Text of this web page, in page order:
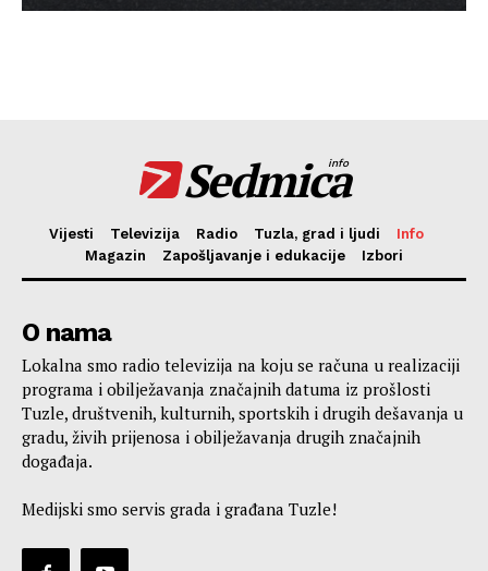
Sedmica
info
Vijesti Televizija Radio Tuzla, grad i ljudi
Info
Magazin
Zapošljavanje i edukacije Izbori
O nama
Lokalna smo radio televizija na koju se računa u realizaciji
programa i obilježavanja značajnih datuma iz prošlosti
Tuzle, društvenih, kulturnih, sportskih i drugih dešavanja u
gradu, živih prijenosa i obilježavanja drugih značajnih
događaja.
Medijski smo servis grada i građana Tuzle!